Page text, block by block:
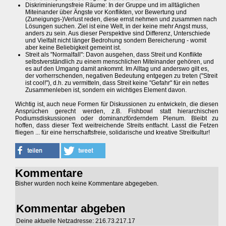
Diskriminierungsfreie Räume: In der Gruppe und im alltäglichen
Miteinander über Ängste vor Konflikten, vor Bewertung und
(Zuneigungs-)Verlust reden, diese ernst nehmen und zusammen nach
Lösungen suchen. Ziel ist eine Welt, in der keine mehr Angst muss,
anders zu sein. Aus dieser Perspektive sind Differenz, Unterschiede
und Vielfalt nicht länger Bedrohung sondern Bereicherung - womit
aber keine Beliebigkeit gemeint ist.
Streit als "Normalfall": Davon ausgehen, dass Streit und Konflikte
selbstverständlich zu einem menschlichen Miteinander gehören, und
es auf den Umgang damit ankommt. Im Alltag und anderswo gilt es,
der vorherrschenden, negativen Bedeutung entgegen zu treten ("Streit
ist cool!"), d.h. zu vermitteln, dass Streit keine "Gefahr" für ein nettes
Zusammenleben ist, sondern ein wichtiges Element davon.
Wichtig ist, auch neue Formen für Diskussionen zu entwickeln, die diesen
Ansprüchen gerecht werden, z.B. Fishbowl statt hierarchischen
Podiumsdiskussionen oder dominanzförderndem Plenum. Bleibt zu
hoffen, dass dieser Text weitreichende Streits entfacht. Lasst die Fetzen
fliegen ... für eine herrschaftsfreie, solidarische und kreative Streitkultur!
Kommentare
Bisher wurden noch keine Kommentare abgegeben.
Kommentar abgeben
Deine aktuelle Netzadresse: 216.73.217.17